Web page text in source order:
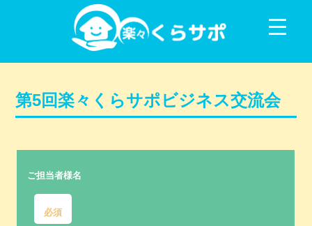
コンテンツに移動
第5回楽々くらサポビジネス交流会
ご担当者様名
必須